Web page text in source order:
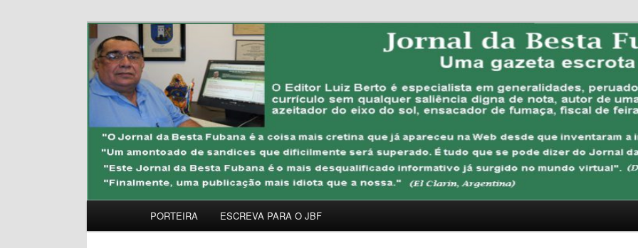
JORNAL DA BESTA FUBANA
Uma Gazeta Escrota
PORTEIRA ESCREVA PARA O JBF